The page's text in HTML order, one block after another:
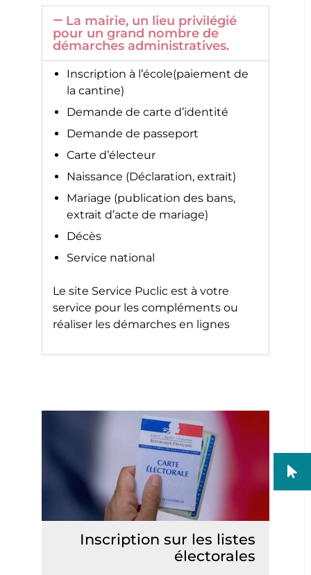
La mairie, un lieu privilégié
pour un grand nombre de
démarches administratives.
Inscription à l’école(paiement de
la cantine)
Demande de carte d’identité
Demande de passeport
Carte d’électeur
Naissance (Déclaration, extrait)
Mariage (publication des bans,
extrait d’acte de mariage)
Décès
Service national
Le site Service Puclic est à votre
service pour les compléments ou
réaliser les démarches en lignes
Inscription sur les listes
électorales